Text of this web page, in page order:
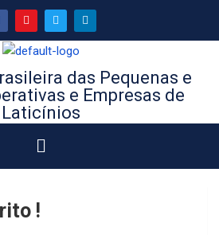
das Pequenas e
e Empresas de
Laticínios
!